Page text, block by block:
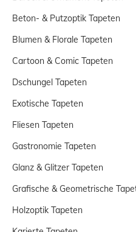
Blumen & Florale Tapeten
Gastronomie Tapeten
Fliesen Tapeten
Grafische & Geometrische
Holzoptik Tapeten
Glanz & Glitzer Tapeten
Beton- & Putzoptik Tapeten
Cartoon & Comic Tapeten
Exotische Tapeten
Dschungel Tapeten